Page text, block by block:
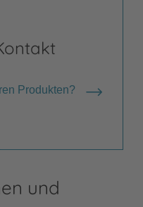
Produkten?
und